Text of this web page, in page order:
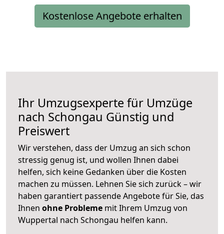
Kostenlose Angebote erhalten
Ihr Umzugsexperte für Umzüge
nach Schongau Günstig und
Preiswert
Wir verstehen, dass der Umzug an sich schon
stressig genug ist, und wollen Ihnen dabei
helfen, sich keine Gedanken über die Kosten
machen zu müssen. Lehnen Sie sich zurück – wir
haben garantiert passende Angebote für Sie, das
Ihnen ohne Probleme mit Ihrem Umzug von
Wuppertal nach Schongau helfen kann.